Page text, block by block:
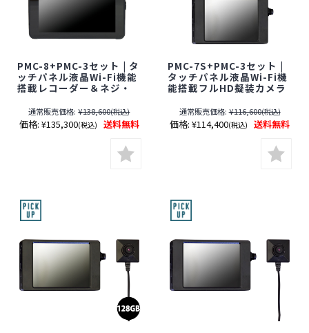
PMC-8+PMC-3セット | タ
ッチパネル液晶Wi-Fi機能
搭載レコーダー＆ネジ・
【SALE】【すぐ発(即日発
送)】【レンズ隠しフィル
ムサービス対象品(当社限
定)】【サンメカトロニク
ス】【スパイカメラ】
【隠しカメラ】【期間限
通常販売価格: ¥138,600(税込)
価格: ¥135,300(税込) 送料無料
PMC-7S+PMC-3セット |
タッチパネル液晶Wi-Fi機
能搭載フルHD擬装カメラ
【SALE】【すぐ発(即日発
送)】【レンズ隠しフィル
ムサービス対象品(当社限
定)】【サンメカトロニク
ス】【スパイカメラ】
【隠しカメラ】【期間限
通常販売価格: ¥116,600(税込)
価格: ¥114,400(税込) 送料無料